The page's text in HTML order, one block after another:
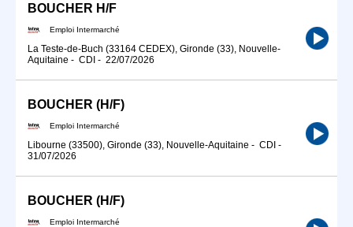
BOUCHER H/F
Emploi Intermarché
La Teste-de-Buch (33164 CEDEX), Gironde (33), Nouvelle-
Aquitaine - CDI - 22/07/2026
BOUCHER (H/F)
Emploi Intermarché
Libourne (33500), Gironde (33), Nouvelle-Aquitaine - CDI -
31/07/2026
BOUCHER (H/F)
Emploi Intermarché